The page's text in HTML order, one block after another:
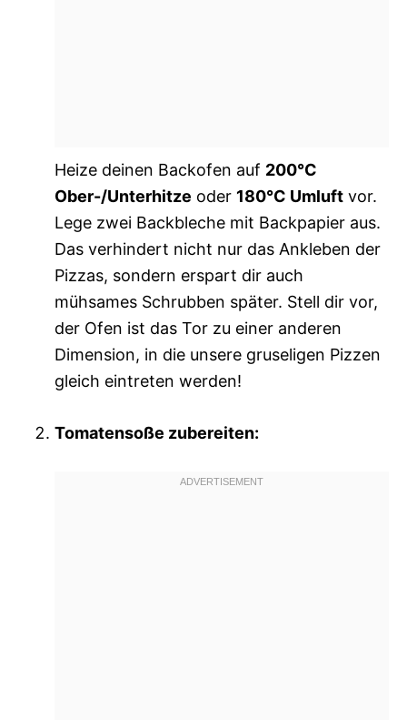
Heize deinen Backofen auf 200°C
Ober-/Unterhitze oder 180°C Umluft vor.
Lege zwei Backbleche mit Backpapier aus.
Das verhindert nicht nur das Ankleben der
Pizzas, sondern erspart dir auch
mühsames Schrubben später. Stell dir vor,
der Ofen ist das Tor zu einer anderen
Dimension, in die unsere gruseligen Pizzen
gleich eintreten werden!
Tomatensoße zubereiten: